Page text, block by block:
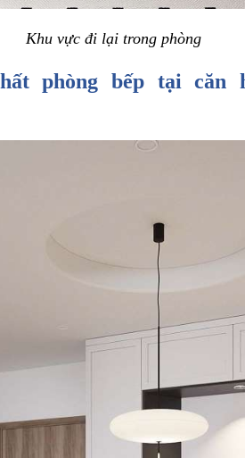
Khu vực đi lại trong phòng
phòng bếp tại căn